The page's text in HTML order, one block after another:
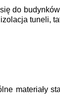
do
tuneli,
materiały